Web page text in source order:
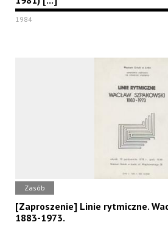
1984
Zasób
[Zaproszenie] Linie rytmiczne.
1883-1973.